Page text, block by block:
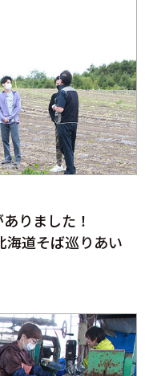
りました！
道そば巡りあい